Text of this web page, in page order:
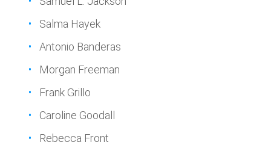
Salma Hayek
Antonio Banderas
Morgan Freeman
Frank Grillo
Caroline Goodall
Rebecca Front